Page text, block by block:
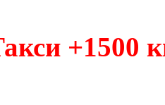
+1500